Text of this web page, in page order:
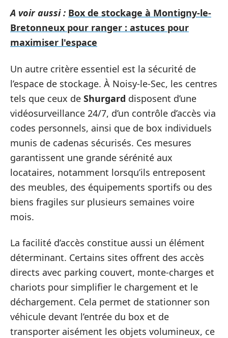
A voir aussi : Box de stockage à Montigny-le-
Bretonneux pour ranger : astuces pour
maximiser l'espace
Un autre critère essentiel est la sécurité de
l’espace de stockage. À Noisy-le-Sec, les centres
tels que ceux de Shurgard disposent d’une
vidéosurveillance 24/7, d’un contrôle d’accès via
codes personnels, ainsi que de box individuels
munis de cadenas sécurisés. Ces mesures
garantissent une grande sérénité aux
locataires, notamment lorsqu’ils entreposent
des meubles, des équipements sportifs ou des
biens fragiles sur plusieurs semaines voire
mois.
La facilité d’accès constitue aussi un élément
déterminant. Certains sites offrent des accès
directs avec parking couvert, monte-charges et
chariots pour simplifier le chargement et le
déchargement. Cela permet de stationner son
véhicule devant l’entrée du box et de
transporter aisément les objets volumineux, ce